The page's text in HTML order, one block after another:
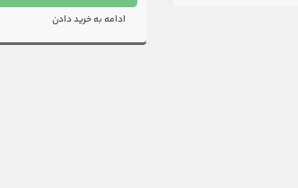
ادامه به خرید دادن